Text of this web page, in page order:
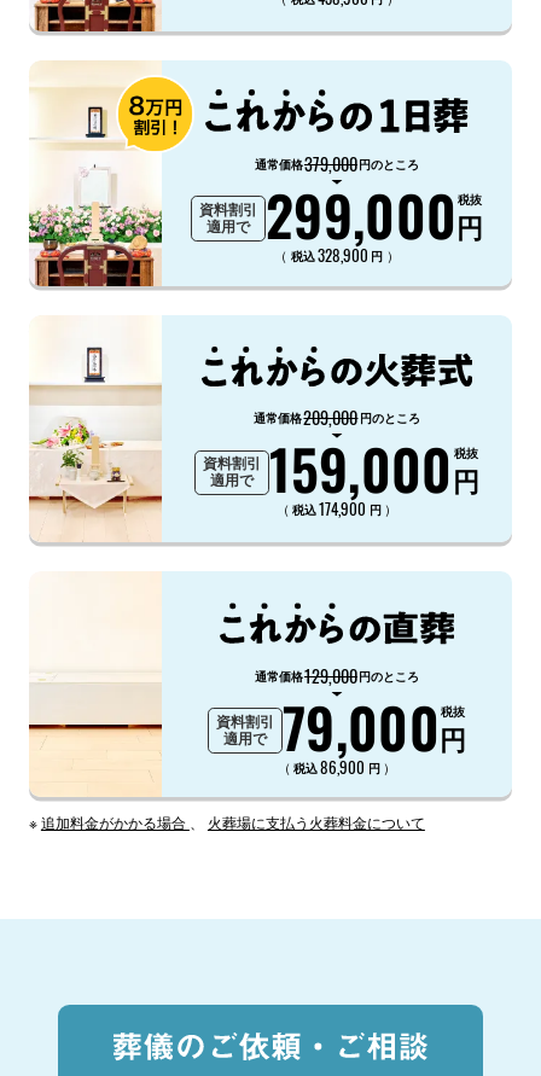
通常価格379,000円のところ
資料割引
適用で
299,000円
税抜
（ 税込328,900 円 ）
通常価格209,000円のところ
資料割引
適用で
159,000円
税抜
（ 税込174,900 円 ）
通常価格129,000円のところ
資料割引
適用で
79,000円
税抜
（ 税込86,900 円 ）
※追加料金がかかる場合 火葬場に支払う火葬料金について